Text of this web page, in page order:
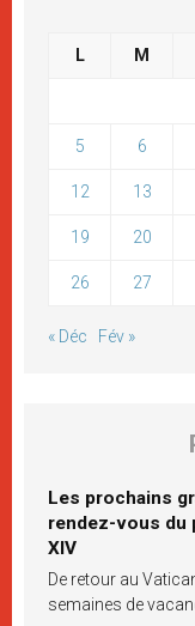
L M
5 6
12 13
19 20
26 27
« Déc Fév »
Les prochains
rendez-vous du
XIV
De retour au
semaines de